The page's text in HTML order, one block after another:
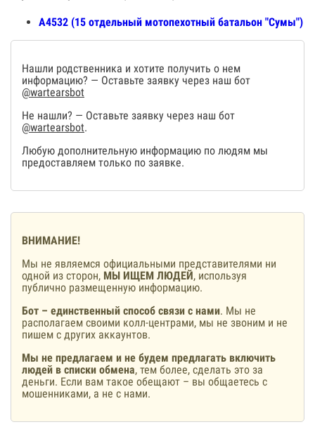
А4532 (15 отдельный мотопехотный батальон "Сумы")
Нашли родственника и хотите получить о нем
информацию? — Оставьте заявку через наш бот
@wartearsbot
Не нашли? — Оставьте заявку через наш бот
@wartearsbot.
Любую дополнительную информацию по людям мы
предоставляем только по заявке.
ВНИМАНИЕ!
Мы не являемся официальными представителями ни
одной из сторон, МЫ ИЩЕМ ЛЮДЕЙ, используя
публично размещенную информацию.
Бот – единственный способ связи с нами. Мы не
располагаем своими колл-центрами, мы не звоним и не
пишем с других аккаунтов.
Мы не предлагаем и не будем предлагать включить
людей в списки обмена, тем более, сделать это за
деньги. Если вам такое обещают – вы общаетесь с
мошенниками, а не с нами.